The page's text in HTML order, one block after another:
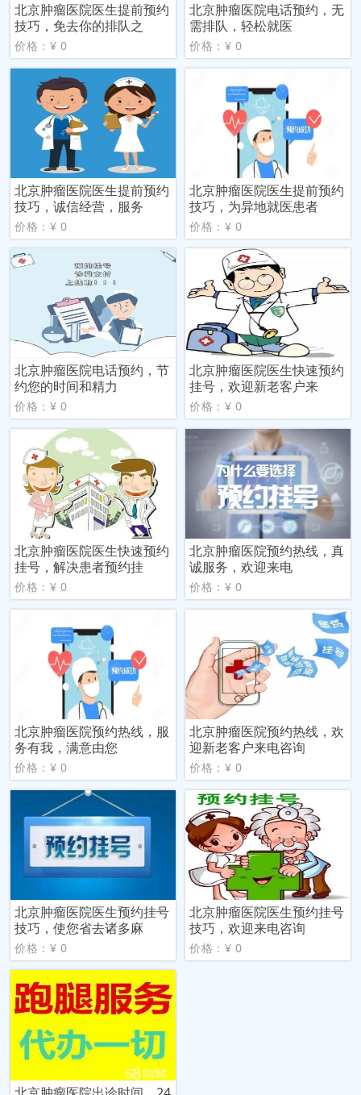
北京肿瘤医院医生提前预约
技巧，免去你的排队之
价格：¥ 0
北京肿瘤医院电话预约，无
需排队，轻松就医
价格：¥ 0
北京肿瘤医院医生提前预约
技巧，诚信经营，服务
价格：¥ 0
北京肿瘤医院医生提前预约
技巧，为异地就医患者
价格：¥ 0
北京肿瘤医院电话预约，节
约您的时间和精力
价格：¥ 0
北京肿瘤医院医生快速预约
挂号，欢迎新老客户来
价格：¥ 0
北京肿瘤医院医生快速预约
挂号，解决患者预约挂
价格：¥ 0
北京肿瘤医院预约热线，真
诚服务，欢迎来电
价格：¥ 0
北京肿瘤医院预约热线，服
务有我，满意由您
价格：¥ 0
北京肿瘤医院预约热线，欢
迎新老客户来电咨询
价格：¥ 0
北京肿瘤医院医生预约挂号
技巧，使您省去诸多麻
价格：¥ 0
北京肿瘤医院医生预约挂号
技巧，欢迎来电咨询
价格：¥ 0